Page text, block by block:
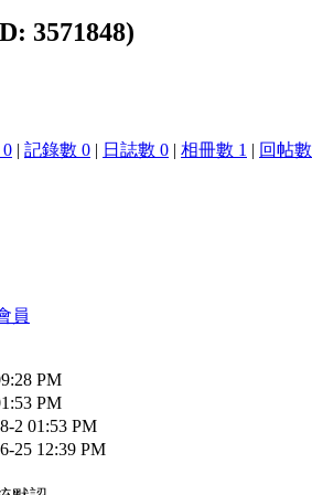
3571848)
| 記錄數 0 | 日誌數 0 | 相冊數 1 | 回帖
員
PM
PM
2 01:53 PM
25 12:39 PM